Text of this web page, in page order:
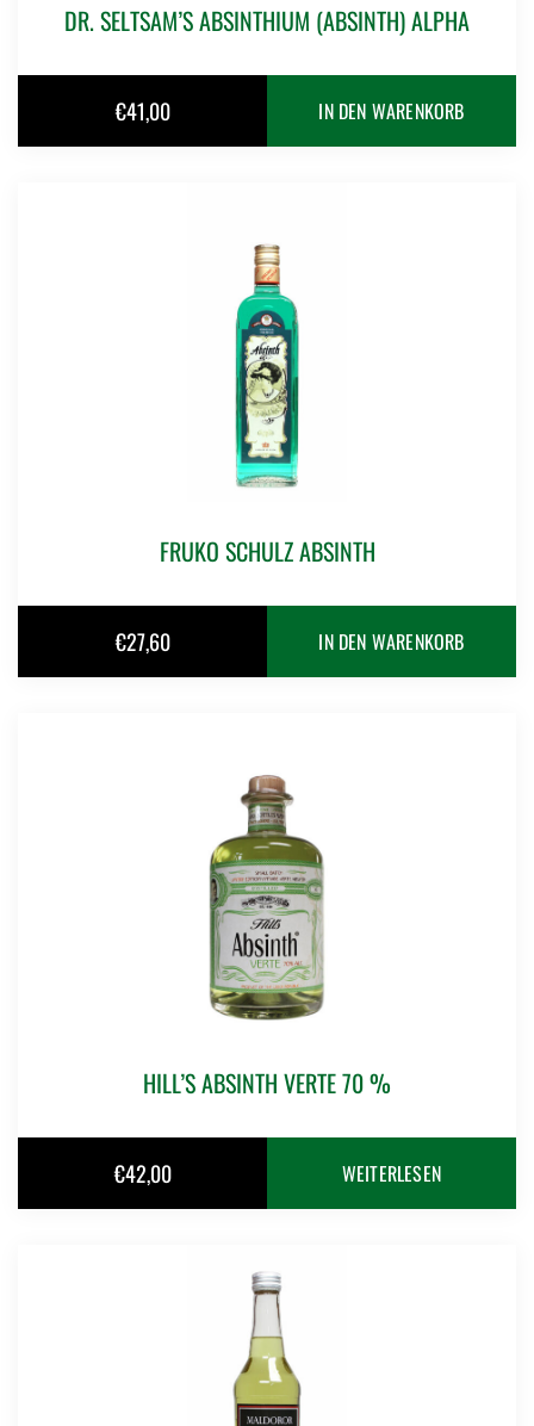
DR. SELTSAM’S ABSINTHIUM (ABSINTH) ALPHA
€41,00 IN DEN WARENKORB
FRUKO SCHULZ ABSINTH
€27,60 IN DEN WARENKORB
HILL’S ABSINTH VERTE 70 %
€42,00 WEITERLESEN